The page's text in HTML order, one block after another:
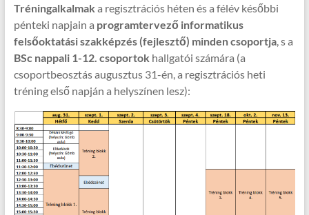
Tréningalkalmak a regisztrációs héten és a félév későbbi
pénteki napjain a programtervező informatikus
felsőoktatási szakképzés (fejlesztő) minden csoportja, s a
BSc nappali 1-12. csoportok hallgatói számára (a
csoportbeosztás augusztus 31-én, a regisztrációs heti
tréning első napján a helyszínen lesz):